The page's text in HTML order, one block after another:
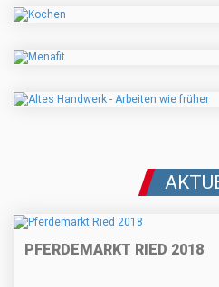
PFERDEMARKT RIED 2018